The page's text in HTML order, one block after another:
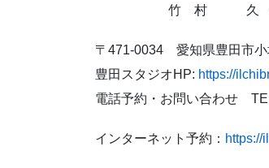
竹 村 久
〒471-0034 愛知県豊田市小
豊田スタジオHP: https://
電話予約・お問い合わせ
インターネット予約： https://